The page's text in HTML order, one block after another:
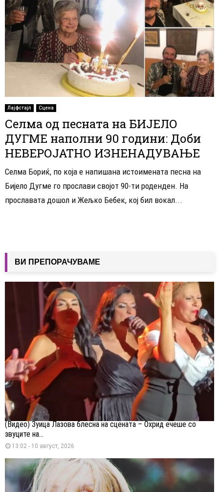
Лајфстајл Сцена
Селма од песната на БИЈЕЛО
ДУГМЕ наполни 90 години: Доби
НЕВЕРОЈАТНО ИЗНЕНАДУВАЊЕ
Селма Бориќ, по која е напишана истоимената песна на
Бијело Дугме го прослави својот 90-ти роденден. На
прославата дошол и Жељко Бебек, кој бил вокал...
ВИ ПРЕПОРАЧУВАМЕ
(Видео) Зуица Лазова блесна на сцената – Охрид ечеше со
звуците на...
13:02 - 10 август, 2026